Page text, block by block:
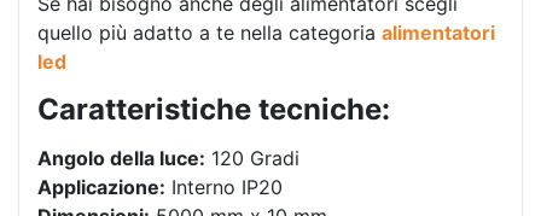
quello più adatto a te nella categoria alimentatori
led
Caratteristiche tecniche:
Angolo della luce: 120 Gradi
Applicazione: Interno IP20